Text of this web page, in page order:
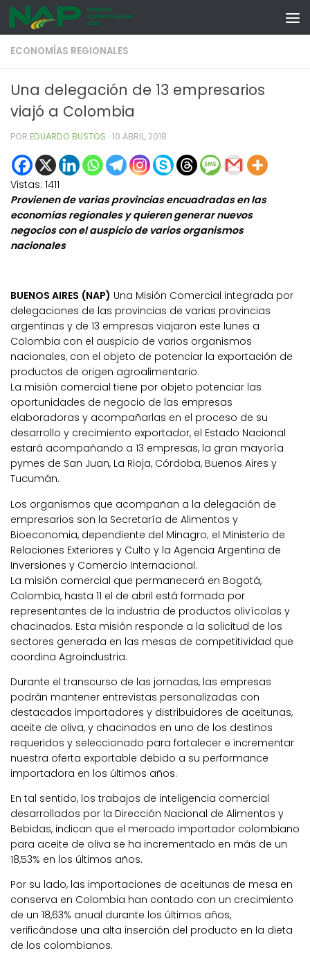
Skip to content
ECONOMÍAS REGIONALES
Una delegación de 13 empresarios
viajó a Colombia
POR EDUARDO BUSTOS · 10 ABRIL, 2018
Vistas: 1411
Provienen de varias provincias encuadradas en las
economías regionales y quieren generar nuevos
negocios con el auspicio de varios organismos
nacionales
BUENOS AIRES (NAP) Una Misión Comercial integrada por
delegaciones de las provincias de varias provincias
argentinas y de 13 empresas viajaron este lunes a
Colombia con el auspicio de varios organismos
nacionales, con el objeto de potenciar la exportación de
productos de origen agroalimentario.
La misión comercial tiene por objeto potenciar las
oportunidades de negocio de las empresas
elaboradoras y acompañarlas en el proceso de su
desarrollo y crecimiento exportador, el Estado Nacional
estará acompañando a 13 empresas, la gran mayoría
pymes de San Juan, La Rioja, Córdoba, Buenos Aires y
Tucumán.
Los organismos que acompañan a la delegación de
empresarios son la Secretaría de Alimentos y
Bioeconomia, dependiente del Minagro; el Ministerio de
Relaciones Exteriores y Culto y la Agencia Argentina de
Inversiones y Comercio Internacional.
La misión comercial que permanecerá en Bogotá,
Colombia, hasta 11 el de abril está formada por
representantes de la industria de productos olivícolas y
chacinados. Esta misión responde a la solicitud de los
sectores generada en las mesas de competitividad que
coordina Agroindustria.
Durante el transcurso de las jornadas, las empresas
podrán mantener entrevistas personalizadas con
destacados importadores y distribuidores de aceitunas,
aceite de oliva, y chacinados en uno de los destinos
requeridos y seleccionado para fortalecer e incrementar
nuestra oferta exportable debido a su performance
importadora en los últimos años.
En tal sentido, los trabajos de inteligencia comercial
desarrollados por la Dirección Nacional de Alimentos y
Bebidas, indican que el mercado importador colombiano
para aceite de oliva se ha incrementado en más de un
18,53% en los últimos años.
Por su lado, las importaciones de aceitunas de mesa en
conserva en Colombia han contado con un crecimiento
de un 18,63% anual durante los últimos años,
verificándose una alta inserción del producto en la dieta
de los colombianos.